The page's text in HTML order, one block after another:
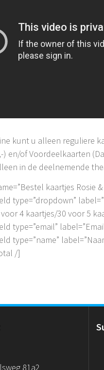
kunt u alleen reguliere
) en/of Voordeelkaarten
in de deelnemende
kaartjes Rosie
type=”dropdown”
4 kaartjes/30 voor 5
type=”email”
type=”name”
/]
81a2